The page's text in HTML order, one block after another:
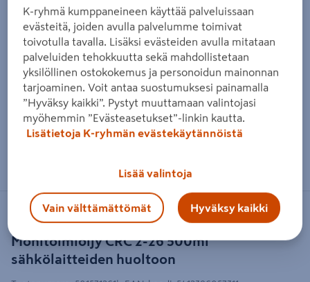
Monitoimiöljy CRC 2-26 500ml
sähkölaitteiden huoltoon
K-ryhmä kumppaneineen käyttää palveluissaan
evästeitä, joiden avulla palvelumme toimivat
toivotulla tavalla. Lisäksi evästeiden avulla mitataan
palveluiden tehokkuutta sekä mahdollistetaan
yksilöllinen ostokokemus ja personoidun mainonnan
tarjoaminen. Voit antaa suostumuksesi painamalla
”Hyväksy kaikki”. Pystyt muuttamaan valintojasi
myöhemmin ”Evästeasetukset”-linkin kautta.
Lisätietoja K-ryhmän evästekäytännöistä
Lisää valintoja
Vain välttämättömät Hyväksy kaikki